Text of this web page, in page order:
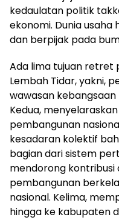
kedaulatan politik
ekonomi. Dunia usaha
dan berpijak pada
Ada lima tujuan retret
Lembah Tidar, yakni,
wawasan
Kedua,
pembangunan
kesadaran kolektif
bagian dari sistem
mendorong kontribusi
pembangunan
nasional. Kelima,
hingga ke kabupaten